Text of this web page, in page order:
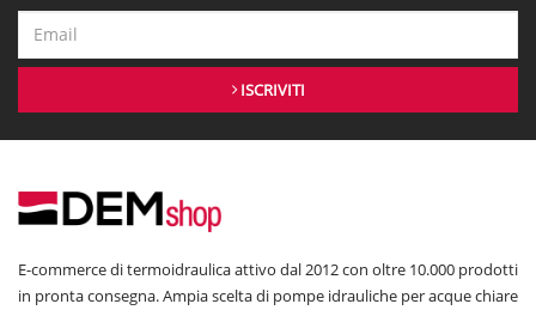
ISCRIVITI
E-commerce di termoidraulica attivo dal 2012 con oltre 10.000 prodotti
in pronta consegna. Ampia scelta di pompe idrauliche per acque chiare